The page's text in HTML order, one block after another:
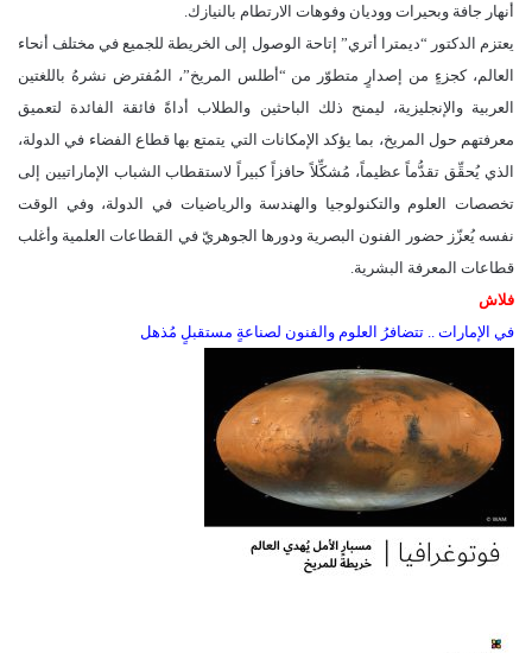
أنهار جافة وبحيرات ووديان وفوهات الارتطام بالنيازك.
يعتزم الدكتور “ديمترا أتري” إتاحة الوصول إلى الخريطة للجميع في مختلف أنحاء
العالم، كجزءٍ من إصدارٍ متطوّر من “أطلس المريخ”، المُفترض نشرهُ باللغتين
العربية والإنجليزية، ليمنح ذلك الباحثين والطلاب أداةً فائقة الفائدة لتعميق
معرفتهم حول المريخ، بما يؤكد الإمكانات التي يتمتع بها قطاع الفضاء في الدولة،
الذي يُحقِّق تقدُّماً عظيماً، مُشكِّلاً حافزاً كبيراً لاستقطاب الشباب الإماراتيين إلى
تخصصات العلوم والتكنولوجيا والهندسة والرياضيات في الدولة، وفي الوقت
نفسه يُعزّز حضور الفنون البصرية ودورها الجوهريّ في القطاعات العلمية وأغلب
قطاعات المعرفة البشرية.
فلاش
في الإمارات .. تتضافرُ العلوم والفنون لصناعةٍ مستقبلٍ مُذهل